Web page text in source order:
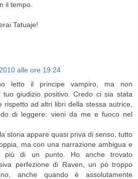
il tempo.
Tatuaje!
alle ore 19:24
letto il principe vampiro, ma non
tuo giudizio positivo. Credo ci sia stata
rispetto ad altri libri della stessa autrice,
di leggere: vieni da me e fuoco nel
storia appare quasi priva di senso, tutto
ma con una narrazione ambigua e
più di un punto. Ho anche trovato
perfezione di Raven, un pò troppo
anche quando è assolutamente